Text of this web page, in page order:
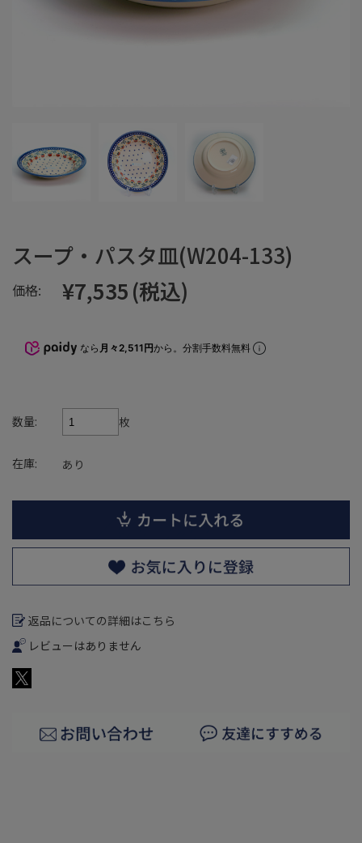
スープ・パスタ皿(W204-133)
価格: ¥7,535(税込)
なら 月々2,511円から。分割手数料無料
数量: 枚
在庫: あり
返品についての詳細はこちら
レビューはありません